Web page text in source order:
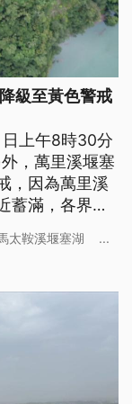
級至黃色警戒
上午8時30分
，萬里溪堰塞
，因為萬里溪
蓄滿，各界不
，集中同一處
太鞍溪堰塞湖 ...